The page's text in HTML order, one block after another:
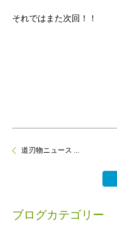
それではまた次回！！
道刃物ニュース ...
ブログカテゴリー